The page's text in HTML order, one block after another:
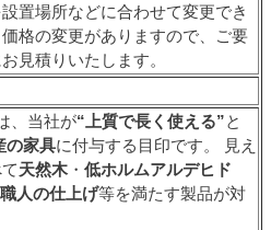
置場所などに合わせて変更でき
格の変更がありますので、ご要
見積りいたします。
、当社が“上質で長く使える”と
の家具に付与する目印です。 見え
天然木 ・ 低ホルムアルデヒド
職人の仕上げ等を満たす製品が対